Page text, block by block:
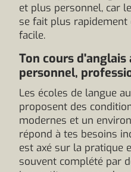
et plus personnel, car
se fait plus
facile.
Ton cours d'anglais
personnel,
Les écoles de langue
proposent des
modernes et un
répond à tes besoins
est axé sur la pratique
souvent complété par